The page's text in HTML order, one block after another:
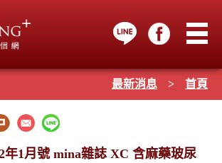
最新消息 > 首頁
年1月號 mina雜誌 XC 含麻藥玻尿